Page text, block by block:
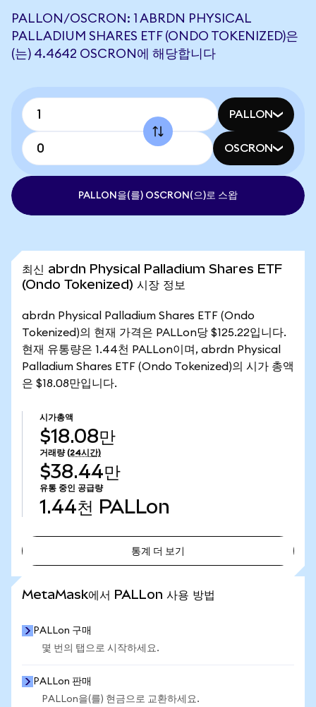
PALLON/OSCRON: 1 ABRDN PHYSICAL
PALLADIUM SHARES ETF (ONDO TOKENIZED)은
(는) 4.4642 OSCRON에 해당합니다
PALLON
OSCRON
PALLON을(를) OSCRON(으)로 스왑
최신 abrdn Physical Palladium Shares ETF
(Ondo Tokenized) 시장 정보
abrdn Physical Palladium Shares ETF (Ondo
Tokenized)의 현재 가격은 PALLon당 $125.22입니다.
현재 유통량은 1.44천 PALLon이며, abrdn Physical
Palladium Shares ETF (Ondo Tokenized)의 시가 총액
은 $18.08만입니다.
시가총액
$18.08만
거래량 (24시간)
$38.44만
유통 중인 공급량
1.44천 PALLon
통계 더 보기
MetaMask에서 PALLon 사용 방법
PALLon 구매
몇 번의 탭으로 시작하세요.
PALLon 판매
PALLon을(를) 현금으로 교환하세요.